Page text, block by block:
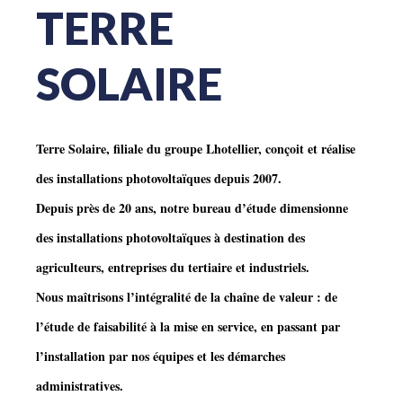
TERRE
SOLAIRE
Terre Solaire, filiale du groupe Lhotellier, conçoit et réalise
des installations photovoltaïques depuis 2007.
Depuis près de 20 ans, notre bureau d’étude dimensionne
des installations photovoltaïques à destination des
agriculteurs, entreprises du tertiaire et industriels.
Nous maîtrisons l’intégralité de la chaîne de valeur : de
l’étude de faisabilité à la mise en service, en passant par
l’installation par nos équipes et les démarches
administratives.